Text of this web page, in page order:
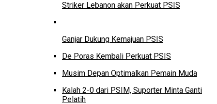
Striker Lebanon akan Perkuat PSIS
Ganjar Dukung Kemajuan PSIS
De Poras Kembali Perkuat PSIS
Musim Depan Optimalkan Pemain Muda
Kalah 2-0 dari PSIM, Suporter Minta Ganti
Pelatih